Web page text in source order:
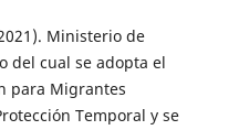
Ministerio de
del cual se adopta el
para Migrantes
Temporal y se